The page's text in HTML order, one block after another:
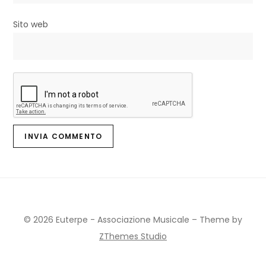
Sito web
© 2026 Euterpe - Associazione Musicale – Theme by
ZThemes Studio